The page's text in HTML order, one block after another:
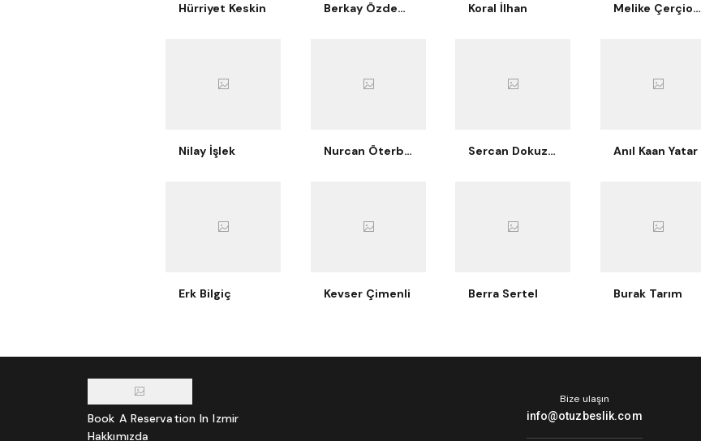
Hürriyet Keskin Berkay Özdemir Koral İlhan Melike Çerçioğlu Bilgiç
Nilay İşlek Nurcan Öterbübül Tatari Sercan Dokuzoğlu Anıl Kaan Yatar
Erk Bilgiç Kevser Çimenli Berra Sertel Burak Tarım
Book A Reservation In Izmir
Hakkımızda
Bize ulaşın
info@otuzbeslik.com